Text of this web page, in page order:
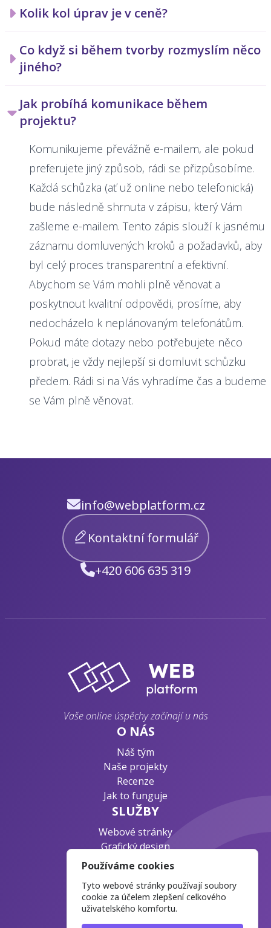
Kolik kol úprav je v ceně?
Co když si během tvorby rozmyslím něco
jiného?
Jak probíhá komunikace během
projektu?
Komunikujeme převážně e-mailem, ale pokud
preferujete jiný způsob, rádi se přizpůsobíme.
Každá schůzka (ať už online nebo telefonická)
bude následně shrnuta v zápisu, který Vám
zašleme e-mailem. Tento zápis slouží k jasnému
záznamu domluvených kroků a požadavků, aby
byl celý proces transparentní a efektivní.
Abychom se Vám mohli plně věnovat a
poskytnout kvalitní odpovědi, prosíme, aby
nedocházelo k neplánovaným telefonátům.
Pokud máte dotazy nebo potřebujete něco
probrat, je vždy nejlepší si domluvit schůzku
předem. Rádi si na Vás vyhradíme čas a budeme
se Vám plně věnovat.
info@webplatform.cz
Kontaktní formulář
+420 606 635 319
Vaše online úspěchy začínají u nás
O NÁS
Náš tým
Naše projekty
Recenze
Jak to funguje
SLUŽBY
Webové stránky
Grafický design
Byznys konzultace
Ochrana osobních údajů
Časté otázky
Používáme cookies
Tyto webové stránky používají soubory
cookie za účelem zlepšení celkového
uživatelského komfortu.